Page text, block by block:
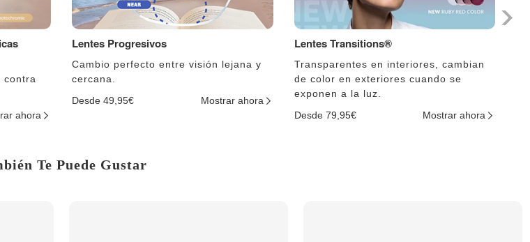
contra
ahora
Lentes Progresivos
Cambio perfecto entre visión lejana y
cercana.
Desde 49,95€
Mostrar ahora
Lentes Transitions®
Transparentes en interiores, cambian
de color en exteriores cuando se
exponen a la luz.
Desde 79,95€
Mostrar ahora
Te Puede Gustar